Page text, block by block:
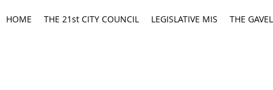
HOME THE 21st CITY COUNCIL LEGISLATIVE MIS THE GAVEL